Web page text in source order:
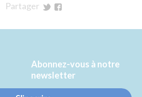
Partager
Twitter
Facebook
Abonnez-vous à notre
newsletter